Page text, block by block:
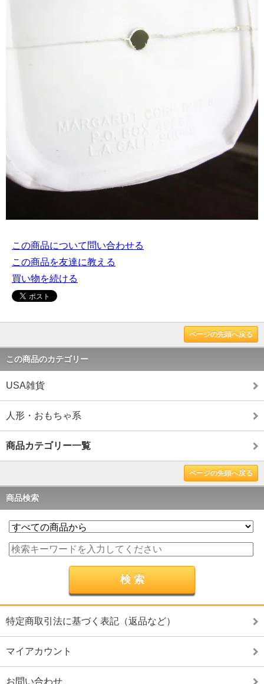
この商品について問い合わせる
この商品を友達に教える
買い物を続ける
ページの先頭へ戻る
この商品のカテゴリー
USA雑貨
人形・おもちゃ系
商品カテゴリー一覧
ページの先頭へ戻る
商品検索
特定商取引法に基づく表記（返品など）
マイアカウント
お問い合わせ